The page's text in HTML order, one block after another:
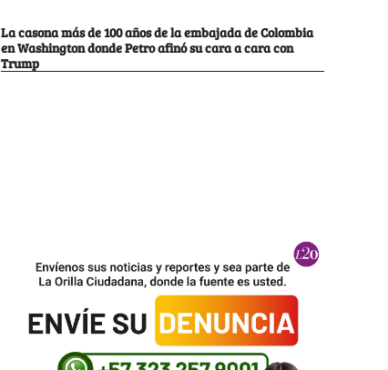
La casona más de 100 años de la embajada de Colombia
en Washington donde Petro afinó su cara a cara con
Trump